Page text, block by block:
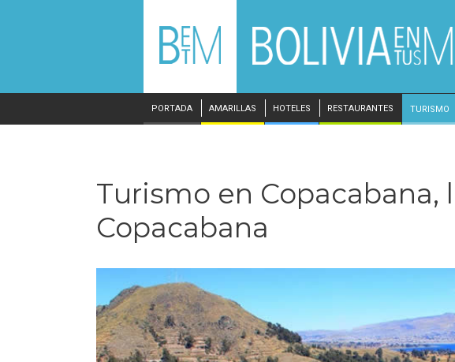
PORTADA AMARILLAS HOTELES RESTAURANTES TURISMO
Turismo en
Copacabana